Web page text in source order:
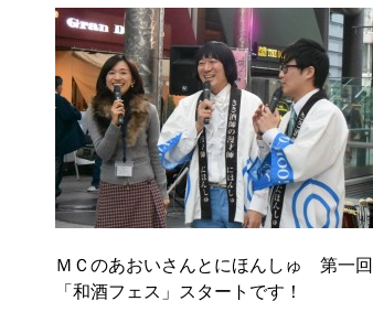
ＭＣのあおいさんとにほんしゅ 第一回
「和酒フェス」スタートです！